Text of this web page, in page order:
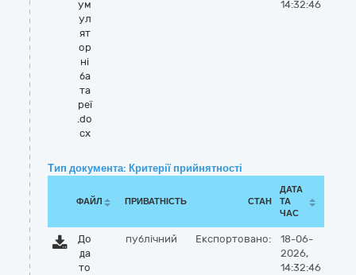
ум
ул
ят
ор
ні
ба
та
реї
.do
cx
14:32:46
Тип документа: Критерії прийнятності
ФАЙЛ ПРИВАТНІСТЬ СТАН
ДАТА
ТА
ЧАС
До
да
то
публічний Експортовано:
18-06-
2026,
14:32:46